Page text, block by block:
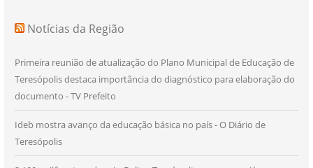
Notícias da Região
Primeira reunião de atualização do Plano Municipal de Educação de
Teresópolis destaca importância do diagnóstico para elaboração do
documento - TV Prefeito
Ideb mostra avanço da educação básica no país - O Diário de
Teresópolis